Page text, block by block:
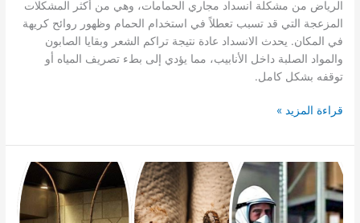
الرياض من مشكلة انسداد مجاري الحمامات، وهي من أكثر المشكلات
المزعجة التي قد تسبب تعطلاً في استخدام الحمام وظهور روائح كريهة
في المكان. يحدث الانسداد عادة نتيجة تراكم الشعر وبقايا الصابون
والمواد الصلبة داخل الأنابيب، مما يؤدي إلى بطء تصريف المياه أو
توقفه بشكل كامل.
شركة
حمامات
بالرياض
قراءة المزيد »